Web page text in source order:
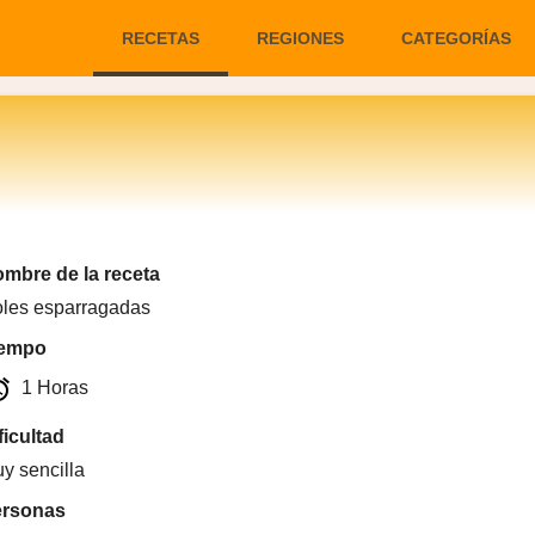
RECETAS REGIONES CATEGORÍAS
de la receta
esparragadas
1 Horas
sencilla